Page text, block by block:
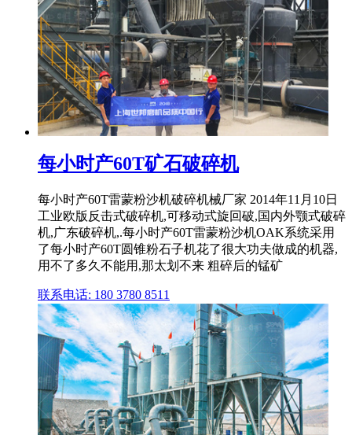
每小时产60T矿石破碎机
每小时产60T雷蒙粉沙机破碎机械厂家 2014年11月10日
工业欧版反击式破碎机,可移动式旋回破,国内外颚式破碎
机,广东破碎机,.每小时产60T雷蒙粉沙机OAK系统采用
了每小时产60T圆锥粉石子机花了很大功夫做成的机器,
用不了多久不能用,那太划不来 粗碎后的锰矿
联系电话: 180 3780 8511